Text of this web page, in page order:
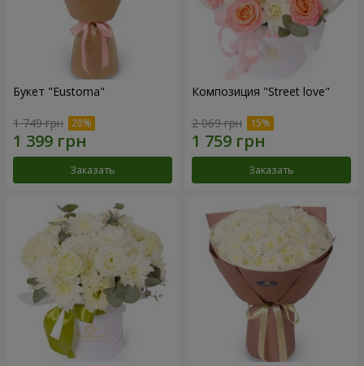
Букет "Eustoma"
1 749 грн
Заказать
Композиция "Street love"
2 069 грн
Заказать